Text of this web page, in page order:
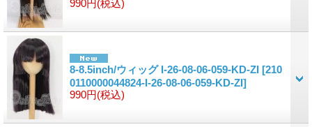
990円(税込)
8-8.5inch/ウィッグ I-26-08-06-059-KD-ZI [210
0110000044824-I-26-08-06-059-KD-ZI]
990円(税込)